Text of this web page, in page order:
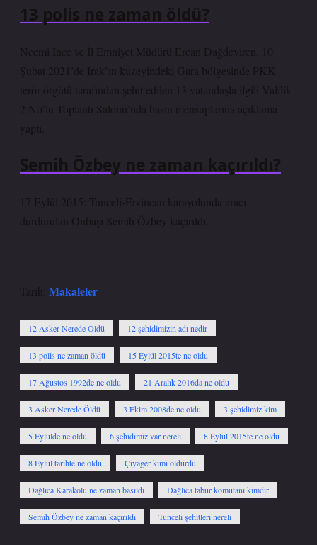
13 polis ne zaman öldü?
Necmi İnce ve İl Emniyet Müdürü Ercan Dağdeviren, 10
Şubat 2021’de Irak’ın kuzeyindeki Gara bölgesinde PKK
terör örgütü tarafından şehit edilen 13 vatandaşla ilgili Valilik
2 No’lu Toplantı Salonu’nda basın mensuplarına açıklama
yaptı.
Semih Özbey ne zaman kaçırıldı?
17 Eylül 2015: Tunceli-Erzincan karayolunda aracı
durdurulan Onbaşı Semih Özbey kaçırıldı.
Tarih: Makaleler
12 Asker Nerede Öldü 12 şehidimizin adı nedir
13 polis ne zaman öldü 15 Eylül 2015te ne oldu
17 Ağustos 1992de ne oldu 21 Aralık 2016da ne oldu
3 Asker Nerede Öldü 3 Ekim 2008de ne oldu 3 şehidimiz kim
5 Eylülde ne oldu 6 şehidimiz var nereli 8 Eylül 2015te ne oldu
8 Eylül tarihte ne oldu Çiyager kimi öldürdü
Dağlıca Karakolu ne zaman basıldı Dağlıca tabur komutanı kimdir
Semih Özbey ne zaman kaçırıldı Tunceli şehitleri nereli